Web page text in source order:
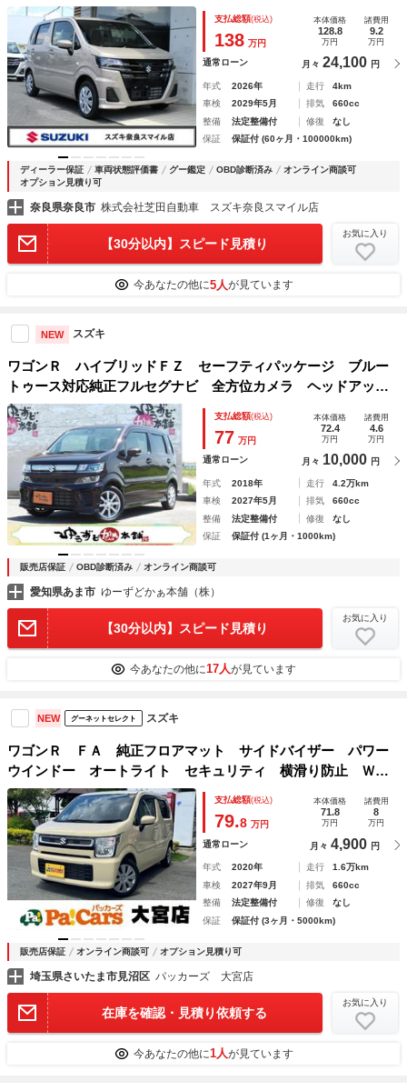
機能 ＬＥＤヘッドランプ キーレスプッシュスタートシステ
ム フルオートエアコン ＵＳＢ電源ソケット
支払総額(税込)
138 万円
本体価格
128.8
万円
諸費用
9.2
万円
通常ローン 月々 24,100 円
年式 2026年 走行
4km
車検
2029年5月 排気
660cc
整備
法定整備付 修復
なし
保証
保証付 (60ヶ月・100000km)
ディーラー保証 車両状態評価書 グー鑑定 OBD診断済み
オンライン商談可
オプション見積り可
奈良県奈良市 株式会社芝田自動車 スズキ奈良スマイル店
【30分以内】スピード見積り
お気に入り
今あなたの他に5人が見ています
NEW スズキ
ワゴンＲ ハイブリッドＦＺ セーフティパッケージ ブルー
トゥース対応純正フルセグナビ 全方位カメラ ヘッドアップ
ディスプレイ シートヒーター アイドリングストップ 衝突
軽減ブレーキ ＬＥＤオートヘッドライト ステアリモコン
支払総額(税込)
77 万円
本体価格
72.4
万円
諸費用
4.6
万円
通常ローン 月々 10,000 円
年式 2018年 走行
4.2万km
車検
2027年5月 排気
660cc
整備
法定整備付 修復
なし
保証
保証付 (1ヶ月・1000km)
販売店保証 OBD診断済み オンライン商談可
愛知県あま市 ゆーずどかぁ本舗（株）
【30分以内】スピード見積り
お気に入り
今あなたの他に17人が見ています
NEW グーネットセレクト スズキ
ワゴンＲ ＦＡ 純正フロアマット サイドバイザー パワー
ウインドー オートライト セキュリティ 横滑り防止 Ｗエ
アバック ＡＢＳ パワステ フルフラット ＡＣ 衝突安全
ボディ 運転席エアバック ベンチシート
支払総額(税込)
79.8 万円
本体価格
71.8
万円
諸費用
8
万円
通常ローン 月々 4,900 円
年式 2020年 走行
1.6万km
車検
2027年9月 排気
660cc
整備
法定整備付 修復
なし
保証
保証付 (3ヶ月・5000km)
販売店保証 オンライン商談可 オプション見積り可
埼玉県さいたま市見沼区 パッカーズ 大宮店
在庫を確認・見積り依頼する
お気に入り
今あなたの他に1人が見ています